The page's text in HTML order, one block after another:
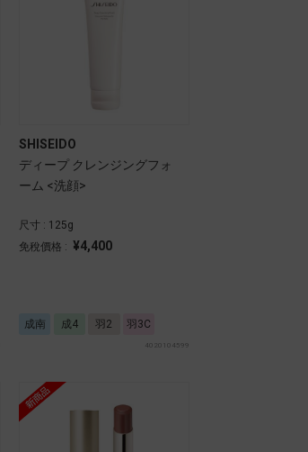
SHISEIDO
ディープ クレンジングフォ
ーム <洗顔>
尺寸 : 125g
免稅價格 : ¥4,400
成南 成4 羽2 羽3C
4020104599